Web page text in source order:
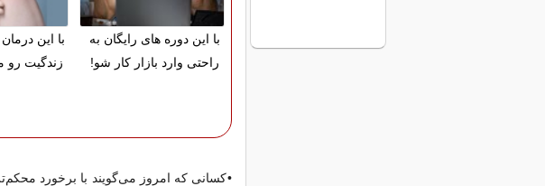
با این دوره های رایگان به
راحتی وارد بازار کار شو!
با این
زندگیت رو
•کسانی که امروز می‌گویند با برخورد